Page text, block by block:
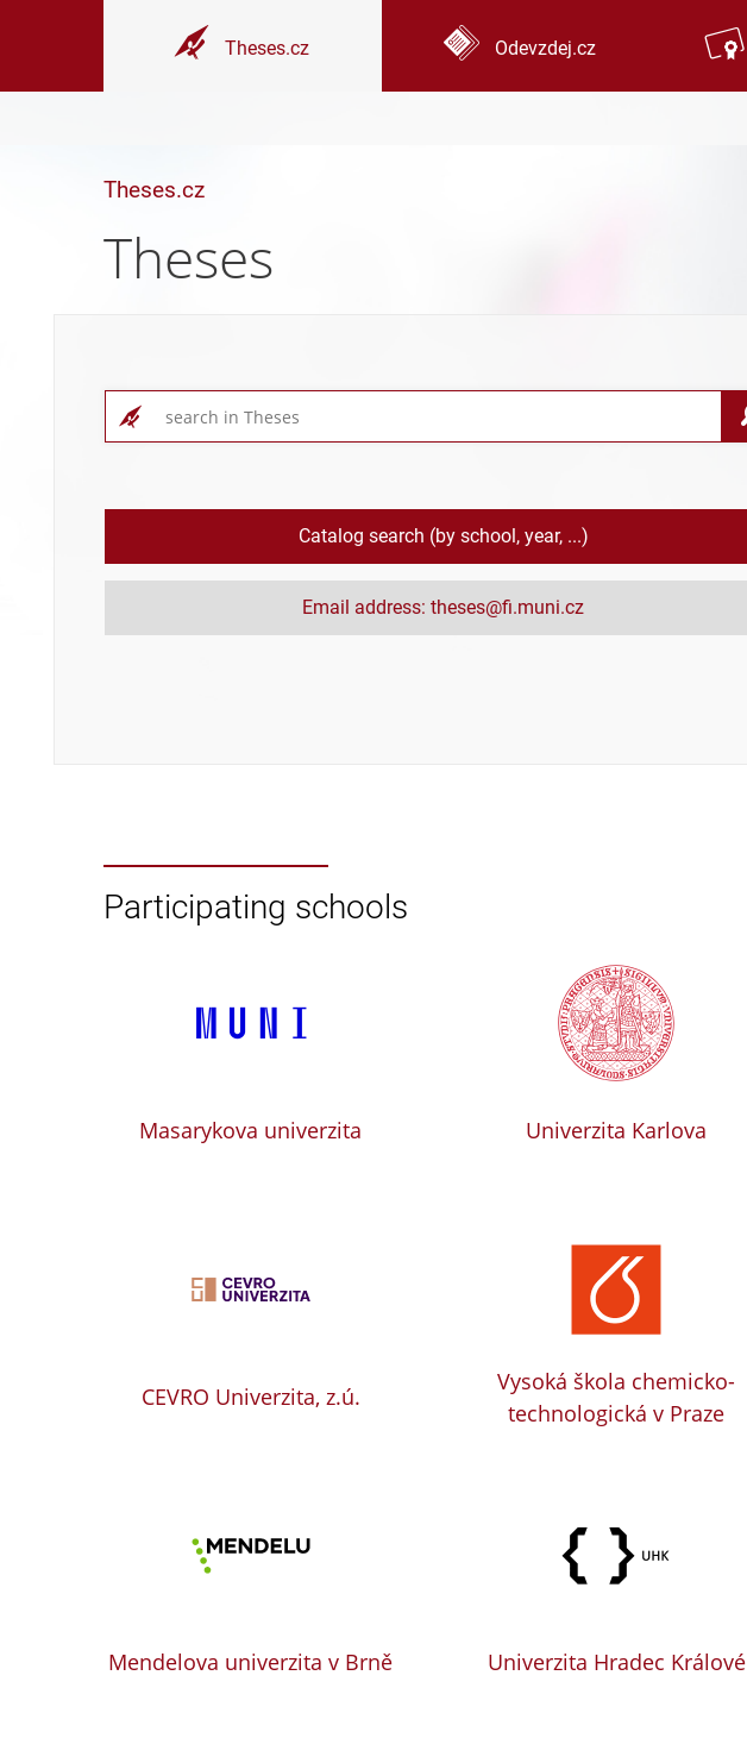
Theses.cz Odevzdej.cz
Theses.cz
Theses
Catalog search (by school, year, ...)
Email address: theses@fi.muni.cz
Participating schools
Masarykova univerzita Univerzita Karlova
CEVRO Univerzita, z.ú.
Vysoká škola chemicko-
technologická v Praze
Mendelova univerzita v Brně Univerzita Hradec Králové